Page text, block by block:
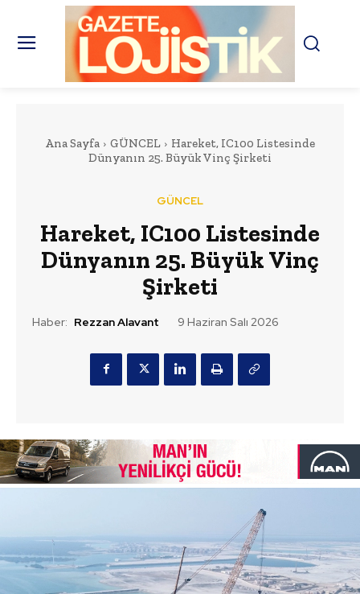
Ana Sayfa GÜNCEL
Hareket, IC100 Listesinde
Dünyanın 25. Büyük Vinç Şirketi
GÜNCEL
Hareket, IC100 Listesinde
Dünyanın 25. Büyük Vinç
Şirketi
Haber: Rezzan Alavant 9 Haziran Salı 2026